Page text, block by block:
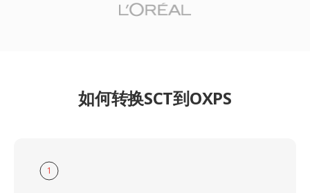
如何转换SCT到OXPS
1